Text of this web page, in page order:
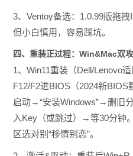
3、Ventoy备选：1.0.99版拖拽
但小白慎用，容易踩坑。
四、重装正过程：Win&Mac双
1、Win11重装（Dell/Lenovo
F12/F2进BIOS（2024新
启动→“安装Windows”→删旧
入Key（或跳过）→等30分钟
区选对别“移情别恋”。